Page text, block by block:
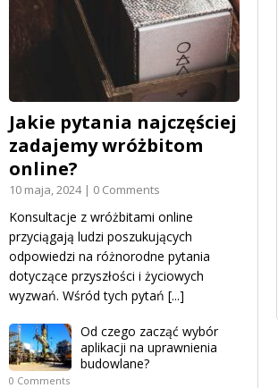
Jakie pytania najczęściej
zadajemy wróżbitom
online?
10 maja, 2024 | 0 Comments
Konsultacje z wróżbitami online
przyciągają ludzi poszukujących
odpowiedzi na różnorodne pytania
dotyczące przyszłości i życiowych
wyzwań. Wśród tych pytań [...]
Od czego zacząć wybór
aplikacji na uprawnienia
budowlane?
0 Comments